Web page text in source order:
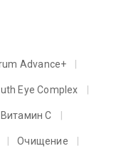
Advance+
Eye Complex
Витамин C
Очищение